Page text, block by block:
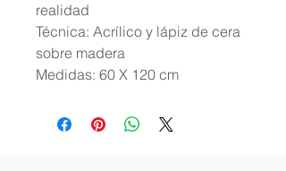
realidad
Técnica: Acrílico y lápiz de cera
sobre madera
Medidas: 60 X 120 cm